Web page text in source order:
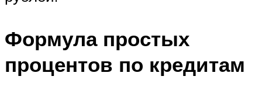
Формула простых
процентов по кредитам